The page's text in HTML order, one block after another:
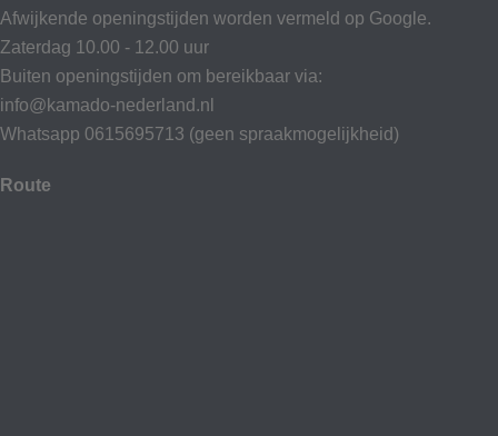
Afwijkende openingstijden worden vermeld op Google.
Zaterdag 10.00 - 12.00 uur
Buiten openingstijden om bereikbaar via:
info@kamado-nederland.nl
Whatsapp 0615695713 (geen spraakmogelijkheid)
Route